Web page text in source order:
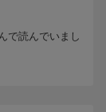
で読んでいまし